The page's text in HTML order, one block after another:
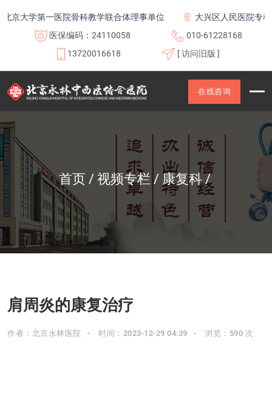
大学第一医院骨科教学联合体理事单位
大兴区人民医院专科联
医保编码：24110058
010-61228168
13720016618
[ 访问旧版 ]
在线咨询
首页 视频专栏 康复科
肩周炎的康复治疗
作者：北京永林医院 时间：2023-12-29 04:39 浏览：590 次